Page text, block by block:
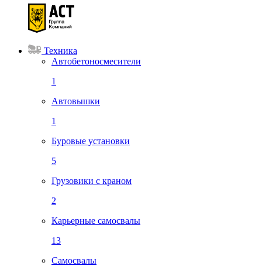
Техника
Автобетоносмесители
1
Автовышки
1
Буровые установки
5
Грузовики с краном
2
Карьерные самосвалы
13
Самосвалы